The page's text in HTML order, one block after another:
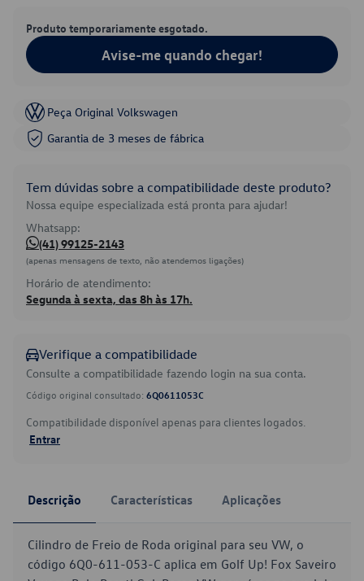
Produto temporariamente esgotado.
Avise-me quando chegar!
Peça Original Volkswagen
Garantia de 3 meses de fábrica
Tem dúvidas sobre a compatibilidade deste produto?
Nossa equipe especializada está pronta para ajudar!
Whatsapp:
(41) 99125-2143
(apenas mensagens de texto, não atendemos ligações)
Horário de atendimento:
Segunda à sexta, das 8h às 17h.
Verifique a compatibilidade
Consulte a compatibilidade fazendo login na sua conta.
Código original consultado: 6Q0611053C
Compatibilidade disponível apenas para clientes logados.
Entrar
Descrição Características Aplicações
Cilindro de Freio de Roda original para seu VW, o
código 6Q0-611-053-C aplica em Golf Up! Fox Saveiro